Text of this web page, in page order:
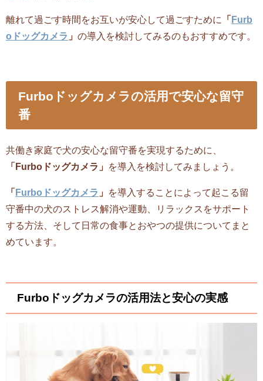
離れて過ごす時間をお互いが安心して過ごすために 「Furb
oドッグカメラ 」 の導入を検討してみるのもおすすめです。
Furboドッグカメラの活用で安心な留守
番
共働き家庭で犬の安心な留守番を実現するために、
「Furboドッグカメラ」
を導入を検討してみましょう。
「 Furboドッグカメラ 」
を導入することによって起こる留
守番中の犬のストレス解消や運動、リラックスをサポート
する方法、そして日常の食事とおやつの提供についてまと
めています。
Furboドッグカメラの活用法と安心の実感